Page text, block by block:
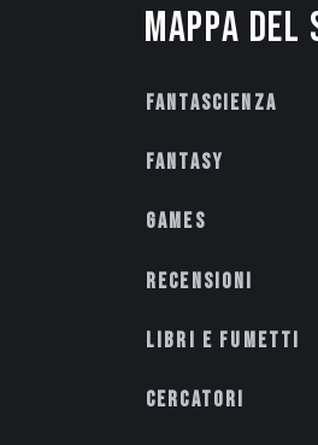
Mappa
Fantascienza
Fantasy
Games
Recensioni
Libri e fumetti
Cercatori